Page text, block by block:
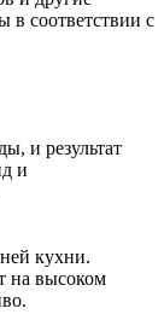
в соответствии с
и результат
и
кухни.
на высоком